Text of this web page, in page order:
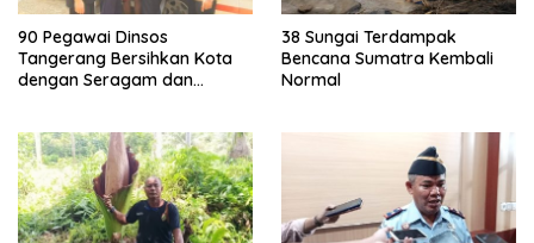
90 Pegawai Dinsos
Tangerang Bersihkan Kota
dengan Seragam dan
38 Sungai Terdampak
Bencana Sumatra Kembali
Normal